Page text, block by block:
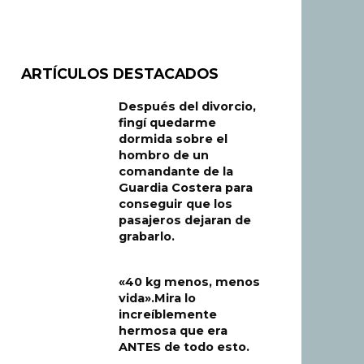
ARTÍCULOS DESTACADOS
Después del divorcio,
fingí quedarme
dormida sobre el
hombro de un
comandante de la
Guardia Costera para
conseguir que los
pasajeros dejaran de
grabarlo.
«40 kg menos, menos
vida».Mira lo
increíblemente
hermosa que era
ANTES de todo esto.